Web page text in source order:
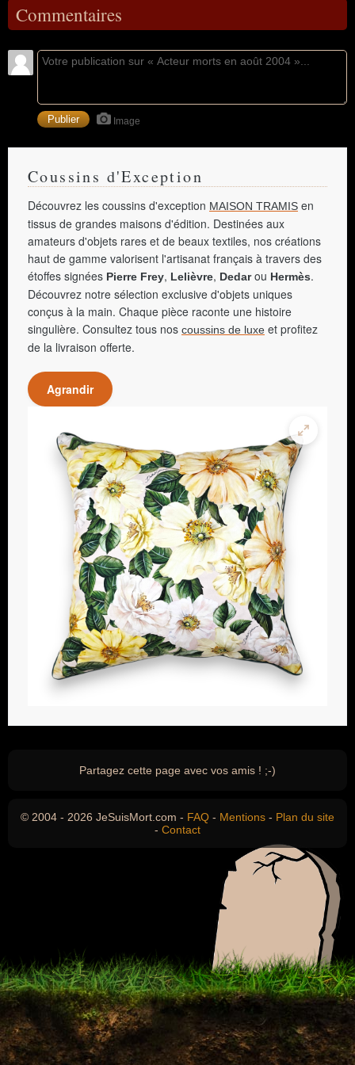
Commentaires
Image
Coussins d'Exception
Découvrez les coussins d'exception MAISON TRAMIS en
tissus de grandes maisons d'édition. Destinées aux
amateurs d'objets rares et de beaux textiles, nos créations
haut de gamme valorisent l'artisanat français à travers des
étoffes signées Pierre Frey, Lelièvre, Dedarou Hermès.
Découvrez notre sélection exclusive d'objets uniques
conçus à la main. Chaque pièce raconte une histoire
singulière. Consultez tous nos coussins de luxe et profitez
de la livraison offerte.
Agrandir
Partagez cette page avec vos amis ! ;-)
© 2004 - 2026 JeSuisMort.com - FAQ - Mentions - Plan du site
- Contact